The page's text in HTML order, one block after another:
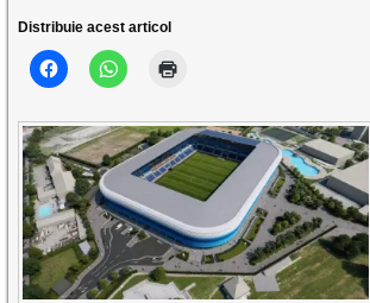
Distribuie acest articol